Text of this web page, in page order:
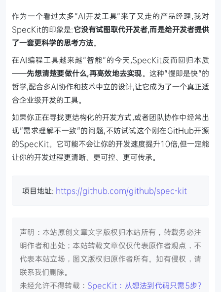
作为一个看过太多"AI开发工具"来了又走的产品经理,我对
SpecKit的印象是:它没有试图取代开发者,而是给开发者提供
了一套更科学的思考方法。
在AI编程工具越来越"智能"的今天,SpecKit反而回归本质
——先想清楚要做什么,再高效地去实现 。这种"慢即是快"的
哲学,配合多AI协作和技术中立的设计,让它成为了一个真正适
合企业级开发的工具。
如果你正在寻找更结构化的开发方式,或者团队协作中经常出
现"需求理解不一致"的问题,不妨试试这个刚在GitHub开源
的SpecKit。它可能不会让你的开发速度提升10倍,但一定能
让你的开发过程更清晰、更可控、更可传承。
项目地址: https://github.com/github/spec-kit
声明：本站原创文章文字版权归本站所有，转载务必注
明作者和出处；本站转载文章仅仅代表原作者观点，不
代表本站立场，图文版权归原作者所有。如有侵权，请
联系我们删除。
未经允许不得转载： SpecKit：从想法到代码只需5步?